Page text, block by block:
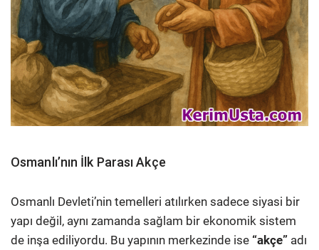
Osmanlı’nın İlk Parası Akçe
Osmanlı Devleti’nin temelleri atılırken sadece siyasi bir
yapı değil, aynı zamanda sağlam bir ekonomik sistem
de inşa ediliyordu. Bu yapının merkezinde ise “akçe” adı